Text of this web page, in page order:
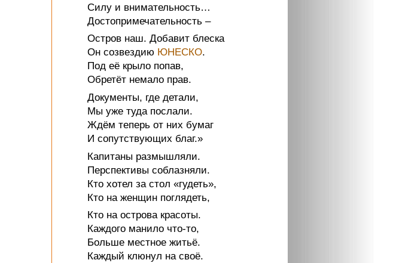
Силу и внимательность…
Достопримечательность –
Остров наш. Добавит блеска
Он созвездию ЮНЕСКО.
Под её крыло попав,
Обретёт немало прав.
Документы, где детали,
Мы уже туда послали.
Ждём теперь от них бумаг
И сопутствующих благ.»
Капитаны размышляли.
Перспективы соблазняли.
Кто хотел за стол «гудеть»,
Кто на женщин поглядеть,
Кто на острова красоты.
Каждого манило что-то,
Больше местное житьё.
Каждый клюнул на своё.